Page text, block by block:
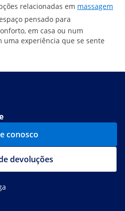
relacionadas em massagem
pensado para
em casa ou num
experiência que se sente
conosco
devoluções